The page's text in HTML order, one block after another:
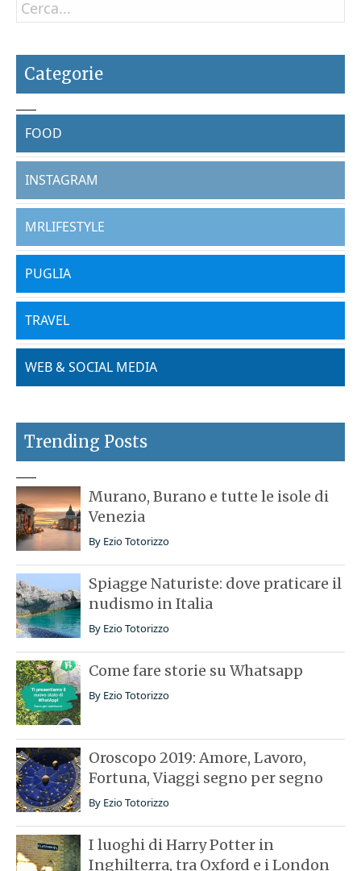
Categorie
FOOD
INSTAGRAM
MRLIFESTYLE
PUGLIA
TRAVEL
WEB & SOCIAL MEDIA
Trending Posts
Murano, Burano e tutte le isole di
Venezia
By Ezio Totorizzo
Spiagge Naturiste: dove praticare il
nudismo in Italia
By Ezio Totorizzo
Come fare storie su Whatsapp
By Ezio Totorizzo
Oroscopo 2019: Amore, Lavoro,
Fortuna, Viaggi segno per segno
By Ezio Totorizzo
I luoghi di Harry Potter in
Inghilterra, tra Oxford e i London